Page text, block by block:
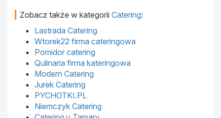
Zobacz także w kategorii Catering:
Lastrada Catering
Wtorek22 firma cateringowa
Pomidor catering
Qulinaria firma kateringowa
Modern Catering
Jurek Catering
PYCHOTKI.PL
Niemczyk Catering